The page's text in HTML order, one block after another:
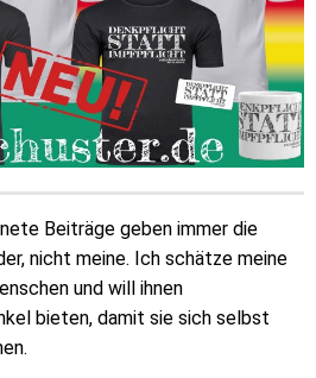
Beiträge geben immer die
nicht meine. Ich schätze meine
und will ihnen
bieten, damit sie sich selbst